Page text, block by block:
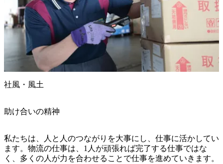
社風・風土
助け合いの精神
私たちは、人と人のつながりを大事にし、仕事に活かしてい
ます。物流の仕事は、1人が頑張れば完了する仕事ではな
く、多くの人が力を合わせることで仕事を進めていきます。